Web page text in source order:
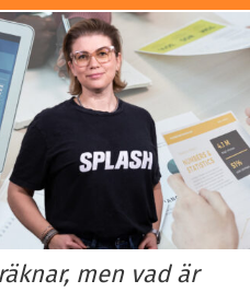
men vad är